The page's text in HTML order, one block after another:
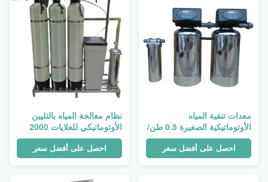
معدات تنقية المياه
الأوتوماتيكية الصغيرة 0.5 طن/
ساعة 500 واط
احصل على أفضل سعر
نظام معالجة المياه بالتليين
الأوتوماتيكي للغلايات 2000
لتر/ساعة
احصل على أفضل سعر